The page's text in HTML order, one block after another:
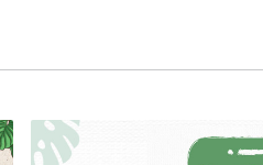
retos en acceso a la
afrodescendientes e